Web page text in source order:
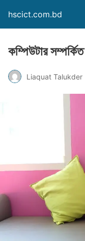
hscict.com.bd
কম্পিউটার সম্পর্কিত
Liaquat Talukder